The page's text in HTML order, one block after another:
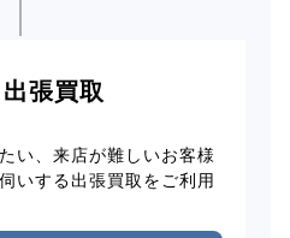
出張買取
い、来店が難しいお客様
いする出張買取をご利用